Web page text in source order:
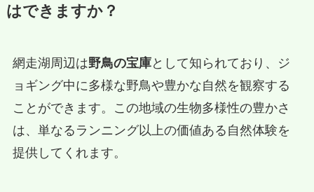
はできますか？
網走湖周辺は野鳥の宝庫として知られており、ジ
ョギング中に多様な野鳥や豊かな自然を観察する
ことができます。この地域の生物多様性の豊かさ
は、単なるランニング以上の価値ある自然体験を
提供してくれます。